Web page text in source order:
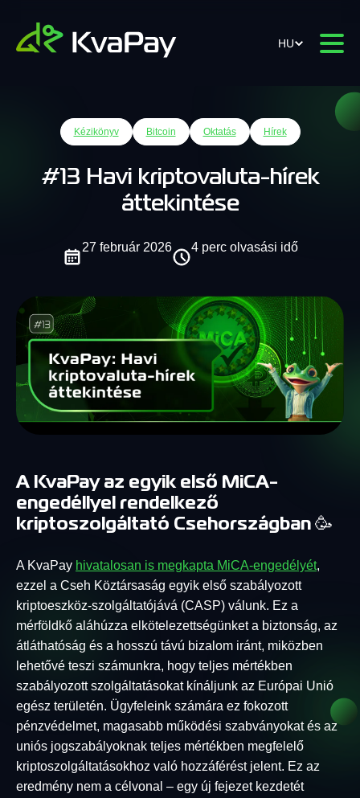
HU
Kézikönyv Bitcoin Oktatás Hírek
#13 Havi kriptovaluta-hírek
áttekintése
27 február 2026 4 perc olvasási idő
A KvaPay az egyik első MiCA-
engedéllyel rendelkező
kriptoszolgáltató Csehországban 🥳
A KvaPay hivatalosan is megkapta MiCA-engedélyét,
ezzel a Cseh Köztársaság egyik első szabályozott
kriptoeszköz-szolgáltatójává (CASP) válunk. Ez a
mérföldkő aláhúzza elkötelezettségünket a biztonság, az
átláthatóság és a hosszú távú bizalom iránt, miközben
lehetővé teszi számunkra, hogy teljes mértékben
szabályozott szolgáltatásokat kínáljunk az Európai Unió
egész területén. Ügyfeleink számára ez fokozott
pénzvédelmet, magasabb működési szabványokat és az
uniós jogszabályoknak teljes mértékben megfelelő
kriptoszolgáltatásokhoz való hozzáférést jelent. Ez az
eredmény nem a célvonal – egy új fejezet kezdetét